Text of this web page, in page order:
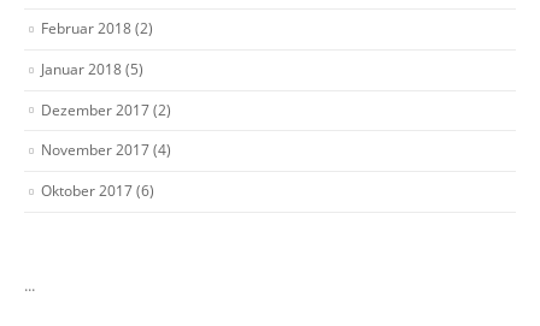
Februar 2018(2)
Januar 2018(5)
Dezember 2017(2)
November 2017(4)
Oktober 2017(6)
...